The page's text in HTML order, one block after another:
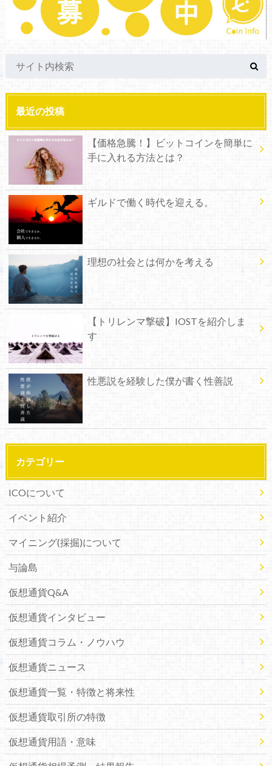
最近の投稿
【価格急騰！】ビットコインを簡単に
手に入れる方法とは？
ギルドで働く時代を迎える。
理想の社会とは何かを考える
【トリレンマ撃破】IOSTを紹介しま
す
性悪説を経験した僕が書く性善説
カテゴリー
ICOについて
イベント紹介
マイニング(採掘)について
与論島
仮想通貨Q&A
仮想通貨インタビュー
仮想通貨コラム・ノウハウ
仮想通貨ニュース
仮想通貨一覧・特徴と将来性
仮想通貨取引所の特徴
仮想通貨用語・意味